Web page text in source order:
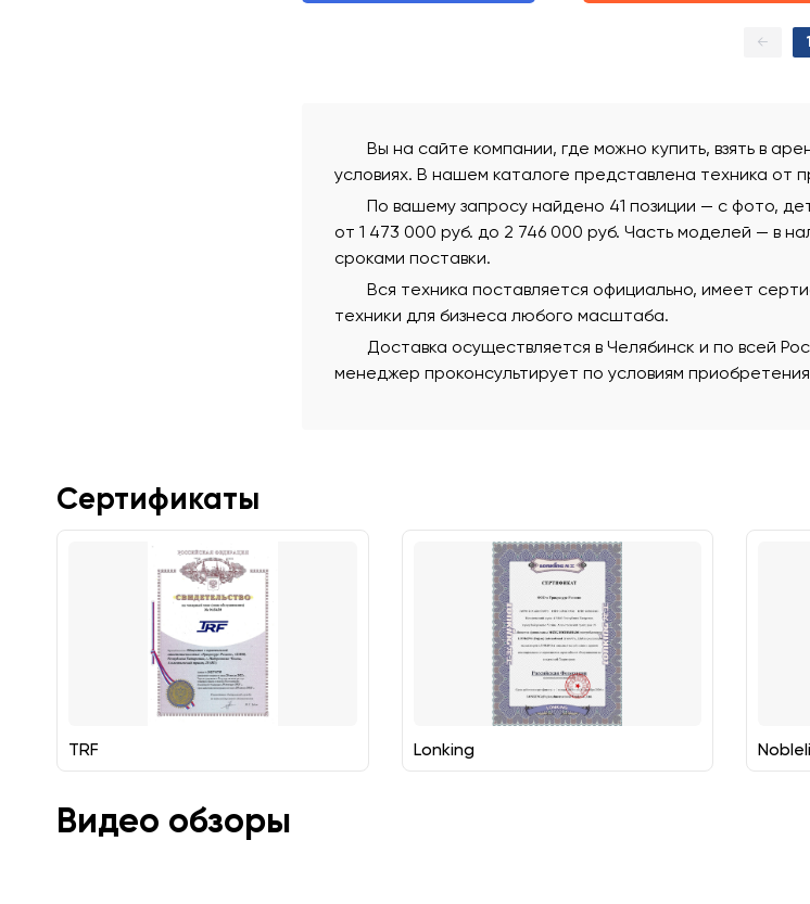
← 1
Вы на сайте компании, где можно купить, взять в
условиях. В нашем каталоге представлена техника от
По вашему запросу найдено 41 позиции — с фото,
от 1 473 000 руб. до 2 746 000 руб. Часть моделей — в
сроками поставки.
Вся техника поставляется официально, имеет
техники для бизнеса любого масштаба.
Доставка осуществляется в Челябинск и по всей
менеджер проконсультирует по условиям
Сертификаты
TRF Lonking
Видео обзоры